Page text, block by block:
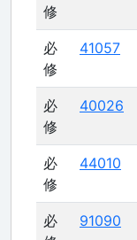
修
必
修
41057
必
修
40026
必
修
44010
必
91090